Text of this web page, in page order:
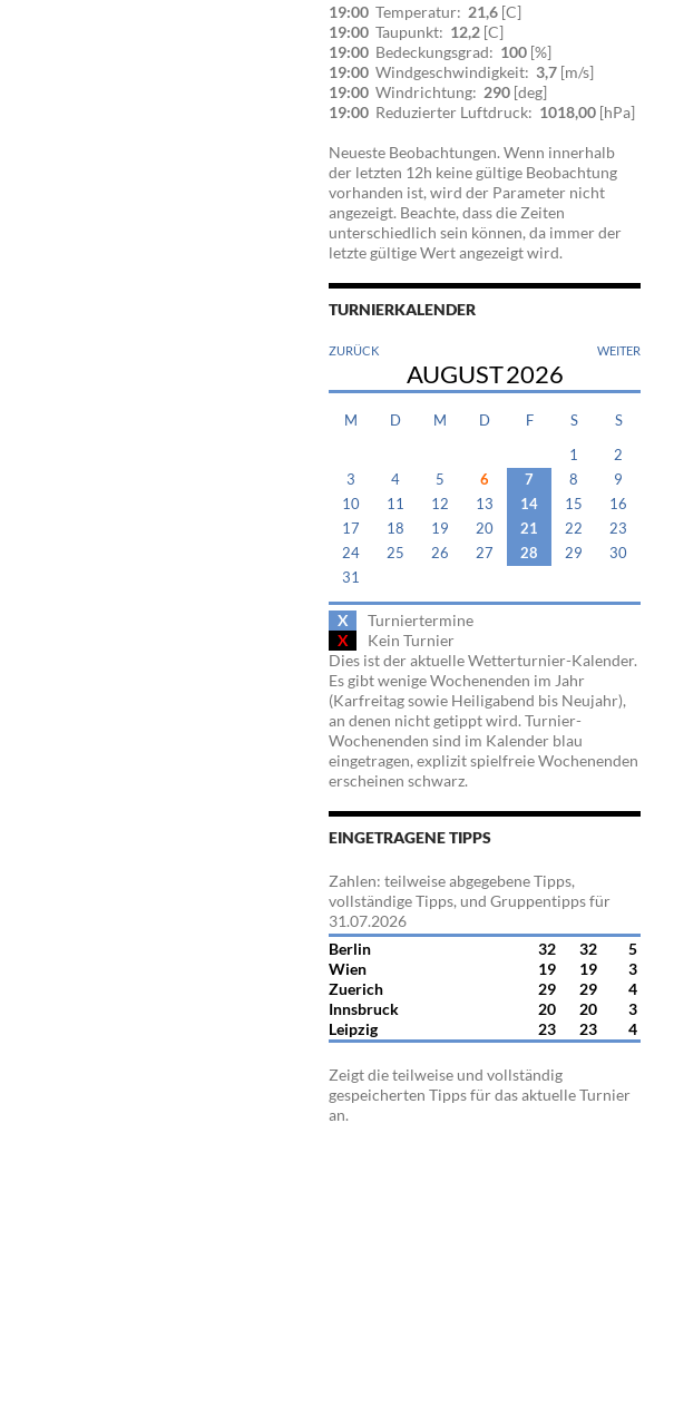
19:00 Temperatur: 21,6 [C]
19:00 Taupunkt: 12,2 [C]
19:00 Bedeckungsgrad: 100 [%]
19:00 Windgeschwindigkeit: 3,7 [m/s]
19:00 Windrichtung: 290 [deg]
19:00 Reduzierter Luftdruck: 1018,00 [hPa]
Neueste Beobachtungen. Wenn innerhalb
der letzten 12h keine gültige Beobachtung
vorhanden ist, wird der Parameter nicht
angezeigt. Beachte, dass die Zeiten
unterschiedlich sein können, da immer der
letzte gültige Wert angezeigt wird.
TURNIERKALENDER
ZURÜCK WEITER
AUGUST2026
M D M D F S S
1
2
3
4 5 6 7 8
9
10
11 12 13 14 15
16
17
18 19 20 21 22
23
24
25 26 27 28 29
30
31
X
Turniertermine
X
Kein Turnier
Dies ist der aktuelle Wetterturnier-Kalender.
Es gibt wenige Wochenenden im Jahr
(Karfreitag sowie Heiligabend bis Neujahr),
an denen nicht getippt wird. Turnier-
Wochenenden sind im Kalender blau
eingetragen, explizit spielfreie Wochenenden
erscheinen schwarz.
EINGETRAGENE TIPPS
Zahlen: teilweise abgegebene Tipps,
vollständige Tipps, und Gruppentipps für
31.07.2026
Berlin
32 32
5
Wien
19 19
3
Zuerich
29 29
4
Innsbruck
20 20
3
Leipzig
23 23 4
Zeigt die teilweise und vollständig
gespeicherten Tipps für das aktuelle Turnier
an.